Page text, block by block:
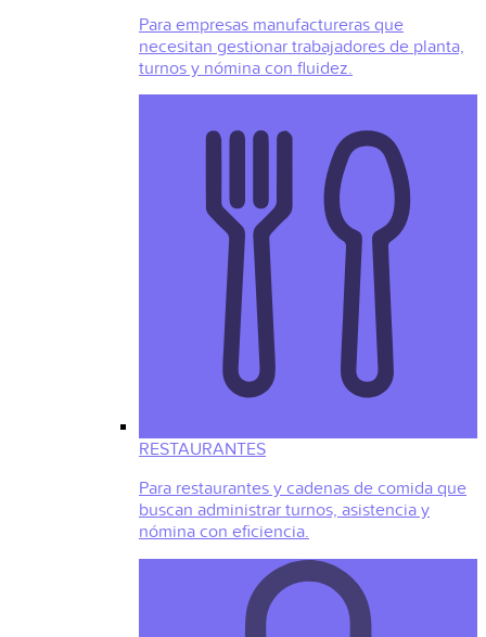
Para empresas manufactureras que
necesitan gestionar trabajadores de planta,
turnos y nómina con fluidez.
RESTAURANTES
Para restaurantes y cadenas de comida que
buscan administrar turnos, asistencia y
nómina con eficiencia.